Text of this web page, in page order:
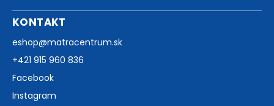
KONTAKT
eshop@matracentrum.sk
+421 915 960 836
Facebook
Instagram